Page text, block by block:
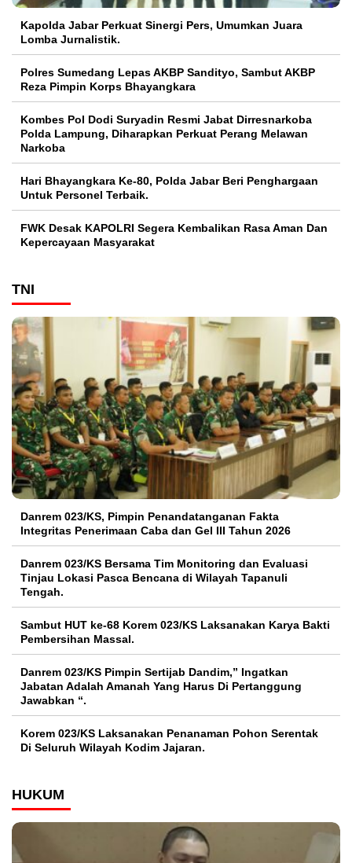
Kapolda Jabar Perkuat Sinergi Pers, Umumkan Juara
Lomba Jurnalistik.
Polres Sumedang Lepas AKBP Sandityo, Sambut AKBP
Reza Pimpin Korps Bhayangkara
Kombes Pol Dodi Suryadin Resmi Jabat Dirresnarkoba
Polda Lampung, Diharapkan Perkuat Perang Melawan
Narkoba
Hari Bhayangkara Ke-80, Polda Jabar Beri Penghargaan
Untuk Personel Terbaik.
FWK Desak KAPOLRI Segera Kembalikan Rasa Aman Dan
Kepercayaan Masyarakat
TNI
Danrem 023/KS, Pimpin Penandatanganan Fakta
Integritas Penerimaan Caba dan Gel III Tahun 2026
Danrem 023/KS Bersama Tim Monitoring dan Evaluasi
Tinjau Lokasi Pasca Bencana di Wilayah Tapanuli
Tengah.
Sambut HUT ke-68 Korem 023/KS Laksanakan Karya Bakti
Pembersihan Massal.
Danrem 023/KS Pimpin Sertijab Dandim,” Ingatkan
Jabatan Adalah Amanah Yang Harus Di Pertanggung
Jawabkan “.
Korem 023/KS Laksanakan Penanaman Pohon Serentak
Di Seluruh Wilayah Kodim Jajaran.
HUKUM